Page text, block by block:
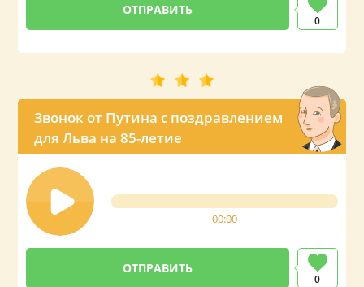
0
Звонок от Путина с поздравлением
для Льва на 85-летие
00:00
0